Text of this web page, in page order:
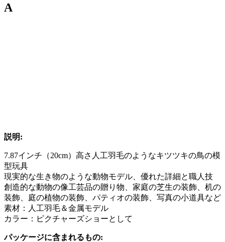
A
説明:
7.87インチ（20cm）高さ人工羽毛のようなキツツキの鳥の模
型玩具
現実的な生き物のような動物モデル、優れた詳細と職人技
創造的な動物の像工芸品の贈り物、家庭の芝生の装飾、机の
装飾、庭の植物の装飾、パティオの装飾、写真の小道具など
素材：人工羽毛＆金属モデル
カラー：ピクチャーズショーとして
パッケージに含まれるもの: